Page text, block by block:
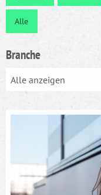
Alle
Branche